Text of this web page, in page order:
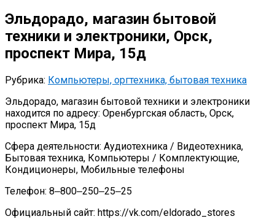
Эльдорадо, магазин бытовой
техники и электроники, Орск,
проспект Мира, 15д
Рубрика: Компьютеры, оргтехника, бытовая техника
Эльдорадо, магазин бытовой техники и электроники
находится по адресу: Оренбургская область, Орск,
проспект Мира, 15д
Сфера деятельности: Аудиотехника / Видеотехника,
Бытовая техника, Компьютеры / Комплектующие,
Кондиционеры, Мобильные телефоны
Телефон: 8‒800‒250‒25‒25
Официальный сайт: https://vk.com/eldorado_stores